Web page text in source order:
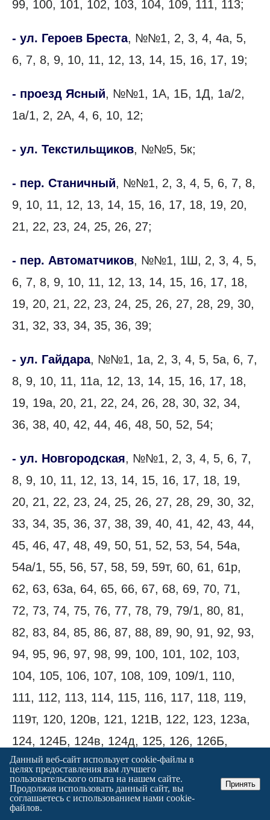
99, 100, 101, 102, 103, 104, 109, 111, 113;
- ул. Героев Бреста, №№1, 2, 3, 4, 4а, 5,
6, 7, 8, 9, 10, 11, 12, 13, 14, 15, 16, 17, 19;
- проезд Ясный, №№1, 1А, 1Б, 1Д, 1а/2,
1а/1, 2, 2А, 4, 6, 10, 12;
- ул. Текстильщиков, №№5, 5к;
- пер. Станичный, №№1, 2, 3, 4, 5, 6, 7, 8,
9, 10, 11, 12, 13, 14, 15, 16, 17, 18, 19, 20,
21, 22, 23, 24, 25, 26, 27;
- пер. Автоматчиков, №№1, 1Ш, 2, 3, 4, 5,
6, 7, 8, 9, 10, 11, 12, 13, 14, 15, 16, 17, 18,
19, 20, 21, 22, 23, 24, 25, 26, 27, 28, 29, 30,
31, 32, 33, 34, 35, 36, 39;
- ул. Гайдара, №№1, 1а, 2, 3, 4, 5, 5а, 6, 7,
8, 9, 10, 11, 11а, 12, 13, 14, 15, 16, 17, 18,
19, 19а, 20, 21, 22, 24, 26, 28, 30, 32, 34,
36, 38, 40, 42, 44, 46, 48, 50, 52, 54;
- ул. Новгородская, №№1, 2, 3, 4, 5, 6, 7,
8, 9, 10, 11, 12, 13, 14, 15, 16, 17, 18, 19,
20, 21, 22, 23, 24, 25, 26, 27, 28, 29, 30, 32,
33, 34, 35, 36, 37, 38, 39, 40, 41, 42, 43, 44,
45, 46, 47, 48, 49, 50, 51, 52, 53, 54, 54а,
54а/1, 55, 56, 57, 58, 59, 59т, 60, 61, 61р,
62, 63, 63а, 64, 65, 66, 67, 68, 69, 70, 71,
72, 73, 74, 75, 76, 77, 78, 79, 79/1, 80, 81,
82, 83, 84, 85, 86, 87, 88, 89, 90, 91, 92, 93,
94, 95, 96, 97, 98, 99, 100, 101, 102, 103,
104, 105, 106, 107, 108, 109, 109/1, 110,
111, 112, 113, 114, 115, 116, 117, 118, 119,
119т, 120, 120в, 121, 121В, 122, 123, 123а,
124, 124Б, 124в, 124д, 125, 126, 126Б,
126Д, 126Е, 126а, 126в, 126г, 127, 129,
129т, 131, 133, 135, 137, 139, 139а, 139б,
139п, 141, 141т;
Данный веб-сайт использует cookie-файлы в
целях предоставления вам лучшего
пользовательского опыта на нашем сайте.
Продолжая использовать данный сайт, вы
соглашаетесь с использованием нами cookie-
файлов.
Принять